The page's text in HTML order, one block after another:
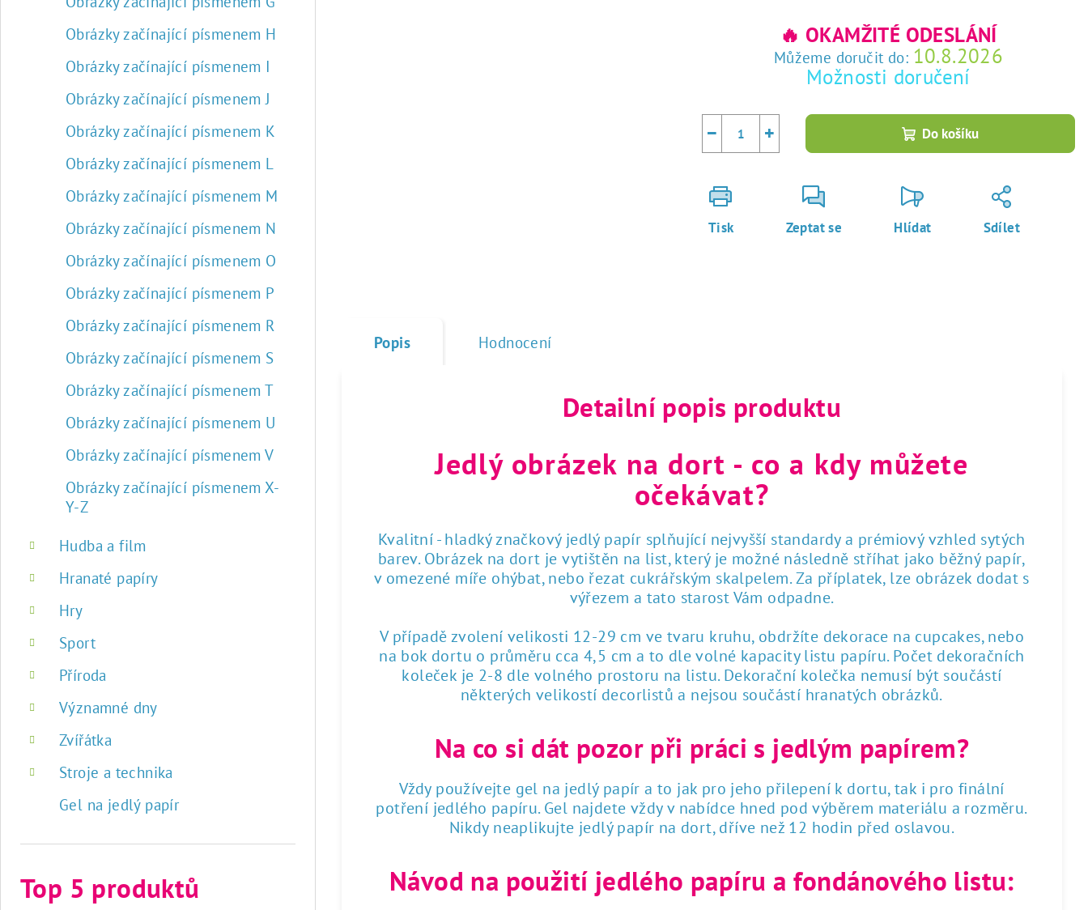
Obrázky začínající písmenem H
Obrázky začínající písmenem I
Obrázky začínající písmenem J
Obrázky začínající písmenem K
Obrázky začínající písmenem L
Obrázky začínající písmenem M
Obrázky začínající písmenem N
Obrázky začínající písmenem O
Obrázky začínající písmenem P
Obrázky začínající písmenem R
Obrázky začínající písmenem S
Obrázky začínající písmenem T
Obrázky začínající písmenem U
Obrázky začínající písmenem V
Obrázky začínající písmenem X-
Y-Z
Hudba a film
Hranaté papíry
Hry
Sport
Příroda
Významné dny
Zvířátka
Stroje a technika
Gel na jedlý papír
Top 5 produktů
🔥 OKAMŽITÉ ODESLÁNÍ
Můžeme doručit do: 10.8.2026
Možnosti doručení
+
− Do košíku
Tisk Zeptat se Hlídat Sdílet
Popis Hodnocení
Detailní popis produktu
Jedlý obrázek na dort - co a kdy můžete
očekávat?
Kvalitní - hladký značkový jedlý papír splňující nejvyšší standardy a prémiový vzhled sytých
barev. Obrázek na dort je vytištěn na list, který je možné následně stříhat jako běžný papír,
v omezené míře ohýbat, nebo řezat cukrářským skalpelem. Za příplatek, lze obrázek dodat s
výřezem a tato starost Vám odpadne.
V případě zvolení velikosti 12-29 cm ve tvaru kruhu, obdržíte dekorace na cupcakes, nebo
na bok dortu o průměru cca 4,5 cm a to dle volné kapacity listu papíru. Počet dekoračních
koleček je 2-8 dle volného prostoru na listu. Dekorační kolečka nemusí být součástí
některých velikostí decorlistů a nejsou součástí hranatých obrázků.
Na co si dát pozor při práci s jedlým papírem?
Vždy používejte gel na jedlý papír a to jak pro jeho přilepení k dortu, tak i pro finální
potření jedlého papíru. Gel najdete vždy v nabídce hned pod výběrem materiálu a rozměru.
Nikdy neaplikujte jedlý papír na dort, dříve než 12 hodin před oslavou.
Návod na použití jedlého papíru a fondánového listu: